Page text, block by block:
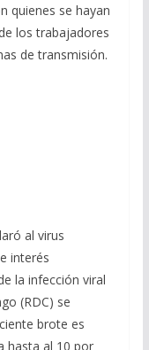
quienes se hayan
los trabajadores
de transmisión.
al virus
interés
la infección viral
(RDC) se
brote es
hasta al 10 por